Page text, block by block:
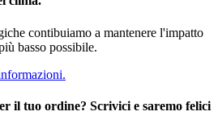
contibuiamo a mantenere l'impatto
basso possibile.
il tuo ordine? Scrivici e saremo felici